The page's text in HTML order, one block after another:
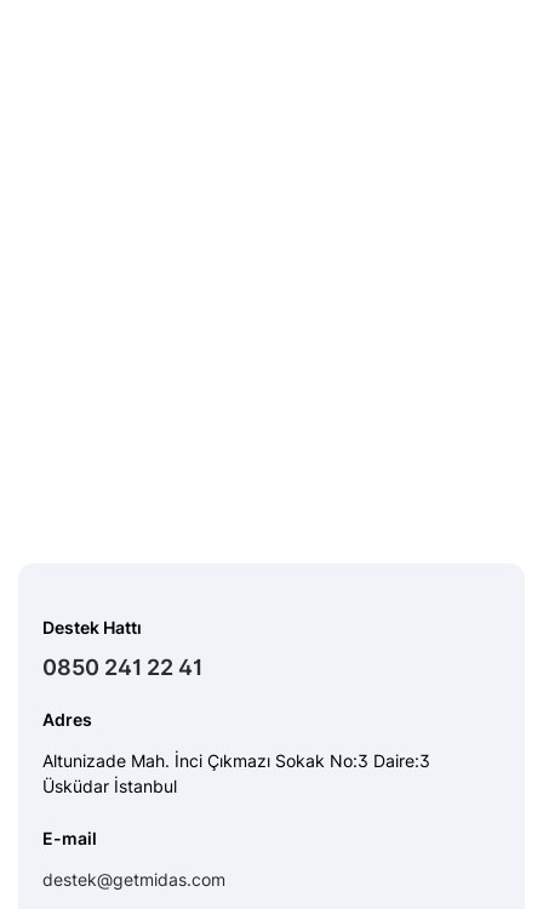
Destek Hattı
0850 241 22 41
Adres
Altunizade Mah. İnci Çıkmazı Sokak No:3 Daire:3
Üsküdar İstanbul
E-mail
destek@getmidas.com